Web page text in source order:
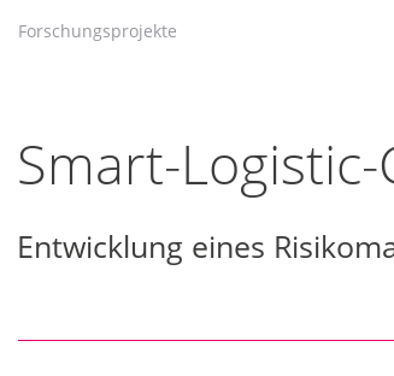
Forschungsprojekte
Smart-
Entwicklung eines